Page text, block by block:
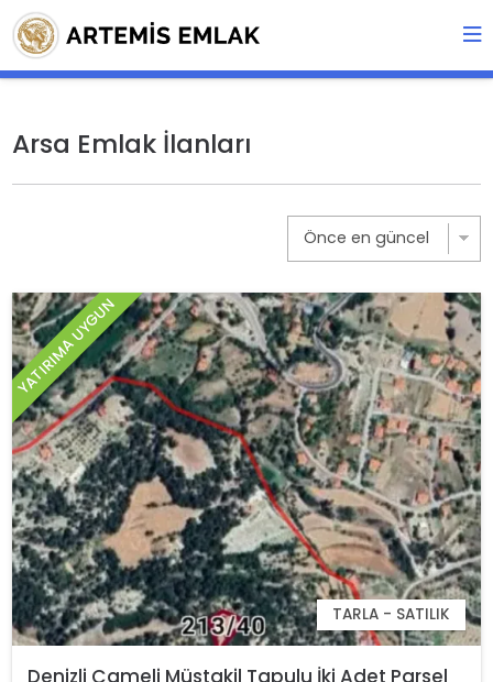
Arsa Emlak İlanları
YATIRIMA UYGUN
TARLA - SATILIK
Denizli Çameli Müstakil Tapulu İki Adet Parsel